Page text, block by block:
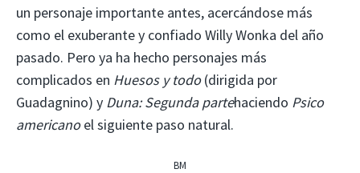
un personaje importante antes, acercándose más
como el exuberante y confiado Willy Wonka del año
pasado. Pero ya ha hecho personajes más
complicados en Huesos y todo(dirigida por
Guadagnino) y Duna: Segunda partehaciendo Psico
americanoel siguiente paso natural.
BM